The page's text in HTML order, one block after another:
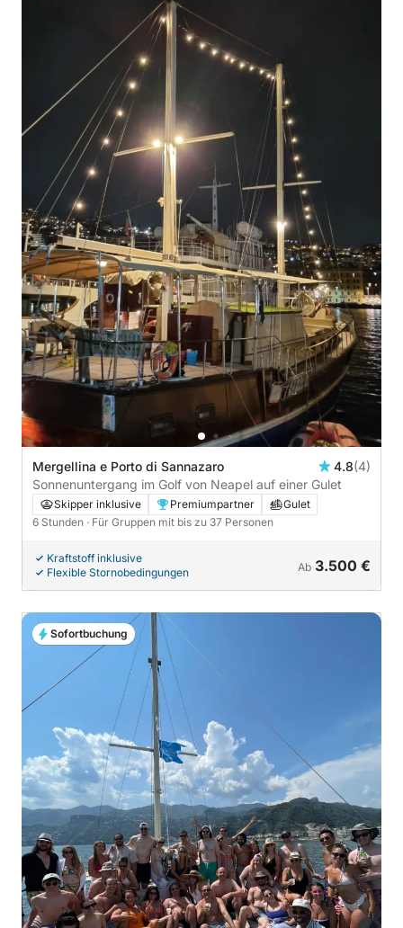
Mergellina e Porto di Sannazaro 4.8(4)
Sonnenuntergang im Golf von Neapel auf einer Gulet
Skipper inklusive Premiumpartner
Gulet
6 Stunden · Für Gruppen mit bis zu 37 Personen
Kraftstoff inklusive
Flexible Stornobedingungen
Ab 3.500 €
Sofortbuchung